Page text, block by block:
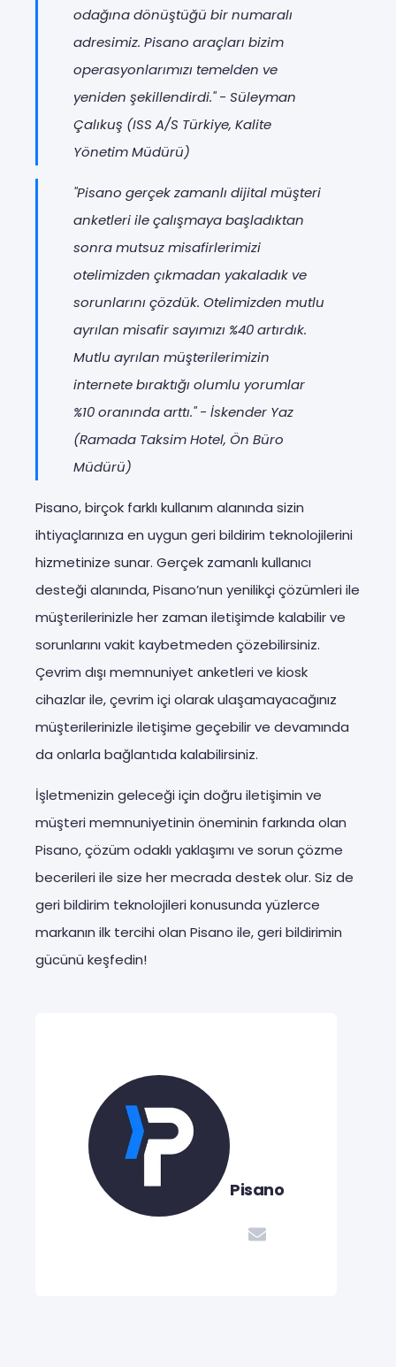
odağına dönüştüğü bir numaralı
adresimiz. Pisano araçları bizim
operasyonlarımızı temelden ve
yeniden şekillendirdi." - Süleyman
Çalıkuş (ISS A/S Türkiye, Kalite
Yönetim Müdürü)
"Pisano gerçek zamanlı dijital müşteri
anketleri ile çalışmaya başladıktan
sonra mutsuz misafirlerimizi
otelimizden çıkmadan yakaladık ve
sorunlarını çözdük. Otelimizden mutlu
ayrılan misafir sayımızı %40 artırdık.
Mutlu ayrılan müşterilerimizin
internete bıraktığı olumlu yorumlar
%10 oranında arttı." - İskender Yaz
(Ramada Taksim Hotel, Ön Büro
Müdürü)
Pisano, birçok farklı kullanım alanında sizin
ihtiyaçlarınıza en uygun geri bildirim teknolojilerini
hizmetinize sunar. Gerçek zamanlı kullanıcı
desteği alanında, Pisano’nun yenilikçi çözümleri ile
müşterilerinizle her zaman iletişimde kalabilir ve
sorunlarını vakit kaybetmeden çözebilirsiniz.
Çevrim dışı memnuniyet anketleri ve kiosk
cihazlar ile, çevrim içi olarak ulaşamayacağınız
müşterilerinizle iletişime geçebilir ve devamında
da onlarla bağlantıda kalabilirsiniz.
İşletmenizin geleceği için doğru iletişimin ve
müşteri memnuniyetinin öneminin farkında olan
Pisano, çözüm odaklı yaklaşımı ve sorun çözme
becerileri ile size her mecrada destek olur. Siz de
geri bildirim teknolojileri konusunda yüzlerce
markanın ilk tercihi olan Pisano ile, geri bildirimin
gücünü keşfedin!
Pisano